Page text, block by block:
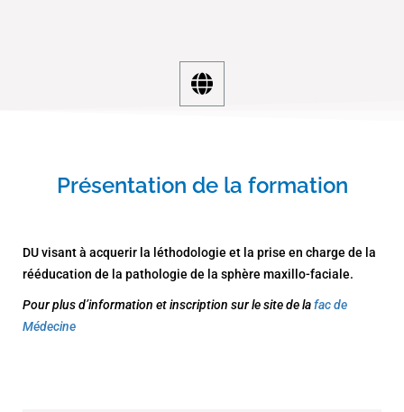
Présentation de la formation
DU visant à acquerir la léthodologie et la prise en charge de la
rééducation de la pathologie de la sphère maxillo-faciale.
Pour plus d’information et inscription sur le site de lafac de
Médecine